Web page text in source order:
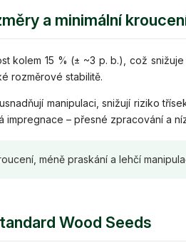
a minimální
kolem 15 % (± ~3 p. b.), což
rozměrové stabilitě.
manipulaci, snižují riziko
impregnace – přesné zpracování a
méně praskání a lehčí
Wood Seeds